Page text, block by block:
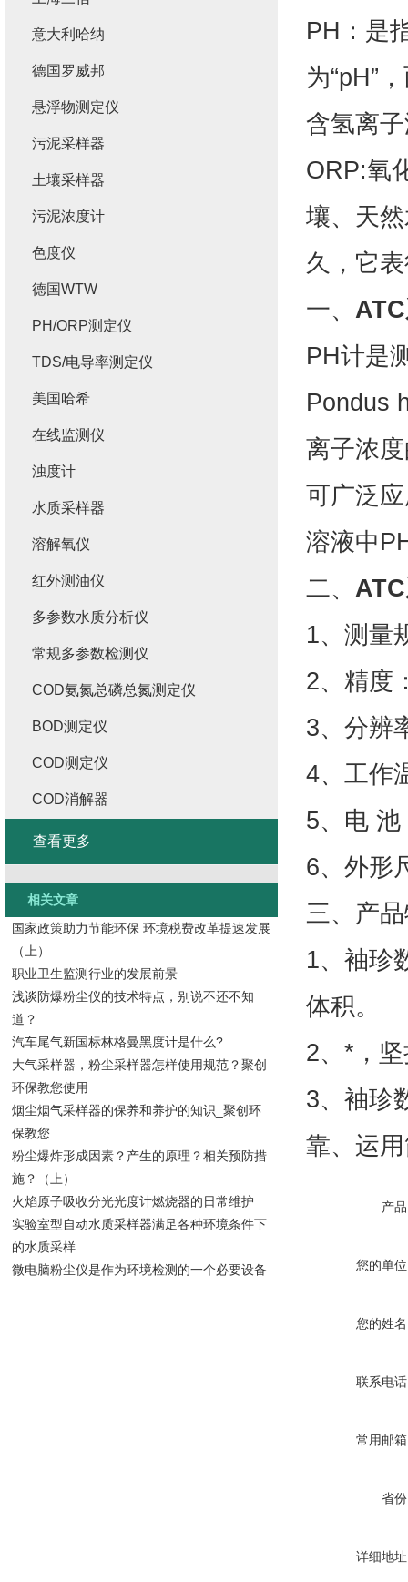
PH：是
为“pH”
含氢离
ORP:氧
壤、天
久，它
一、
PH计是
Pondus
离子浓
可广泛
溶液中
二、
1、测量
2、精度
3、分辨
4、工作
5、电
6、外形
三、产
1、袖珍
体积。
2、*，
3、袖珍
靠、运
产
您的单
您的姓
联系电
常用邮
省
详细地
意大利哈纳
德国罗威邦
悬浮物测定仪
污泥采样器
土壤采样器
污泥浓度计
色度仪
德国WTW
PH/ORP测定仪
TDS/电导率测定仪
美国哈希
在线监测仪
浊度计
水质采样器
溶解氧仪
红外测油仪
多参数水质分析仪
常规多参数检测仪
COD氨氮总磷总氮测定仪
BOD测定仪
COD测定仪
COD消解器
查看更多
相关文章
国家政策助力节能环保 环境税费改革提速发展
（上）
职业卫生监测行业的发展前景
浅谈防爆粉尘仪的技术特点，别说不还不知
道？
汽车尾气新国标林格曼黑度计是什么?
大气采样器，粉尘采样器怎样使用规范？聚创
环保教您使用
烟尘烟气采样器的保养和养护的知识_聚创环
保教您
粉尘爆炸形成因素？产生的原理？相关预防措
施？（上）
火焰原子吸收分光光度计燃烧器的日常维护
实验室型自动水质采样器满足各种环境条件下
的水质采样
微电脑粉尘仪是作为环境检测的一个必要设备